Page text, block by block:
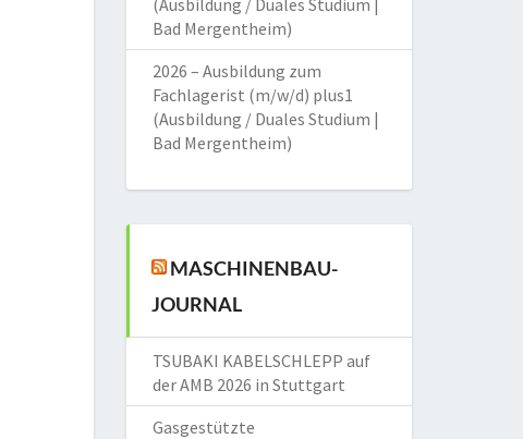
(Ausbildung / Duales Studium |
Bad Mergentheim)
2026 – Ausbildung zum
Fachlagerist (m/w/d) plus1
(Ausbildung / Duales Studium |
Bad Mergentheim)
MASCHINENBAU-
JOURNAL
TSUBAKI KABELSCHLEPP auf
der AMB 2026 in Stuttgart
Gasgestützte